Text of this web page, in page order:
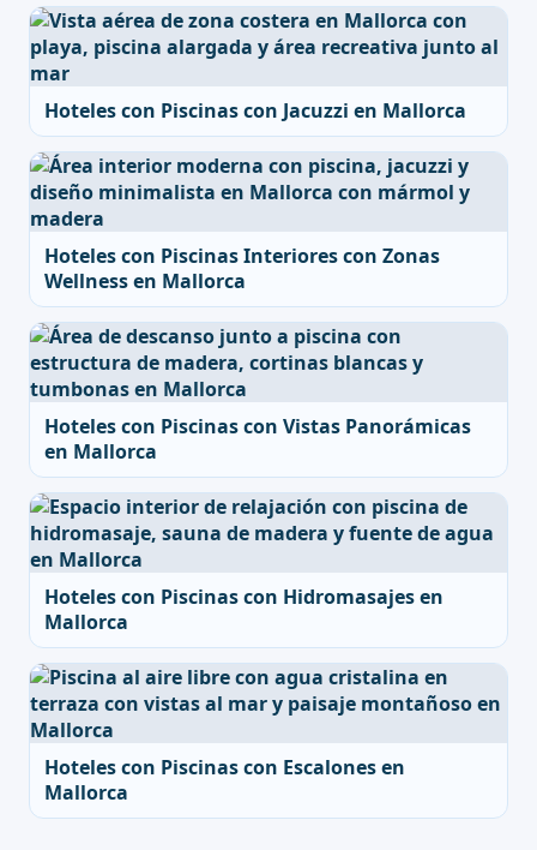
Hoteles con Piscinas con Jacuzzi en Mallorca
Hoteles con Piscinas Interiores con Zonas
Wellness en Mallorca
Hoteles con Piscinas con Vistas Panorámicas
en Mallorca
Hoteles con Piscinas con Hidromasajes en
Mallorca
Hoteles con Piscinas con Escalones en
Mallorca